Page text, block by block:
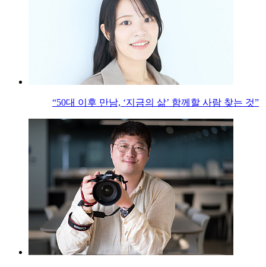
“50대 이후 만남, ‘지금의 삶’ 함께할 사람 찾는 것”